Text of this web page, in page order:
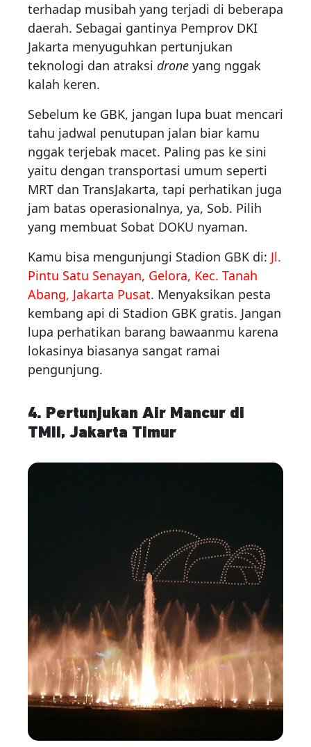
terhadap musibah yang terjadi di beberapa
daerah. Sebagai gantinya Pemprov DKI
Jakarta menyuguhkan pertunjukan
teknologi dan atraksi drone yang nggak
kalah keren.
Sebelum ke GBK, jangan lupa buat mencari
tahu jadwal penutupan jalan biar kamu
nggak terjebak macet. Paling pas ke sini
yaitu dengan transportasi umum seperti
MRT dan TransJakarta, tapi perhatikan juga
jam batas operasionalnya, ya, Sob. Pilih
yang membuat Sobat DOKU nyaman.
Kamu bisa mengunjungi Stadion GBK di: Jl.
Pintu Satu Senayan, Gelora, Kec. Tanah
Abang, Jakarta Pusat. Menyaksikan pesta
kembang api di Stadion GBK gratis. Jangan
lupa perhatikan barang bawaanmu karena
lokasinya biasanya sangat ramai
pengunjung.
4. Pertunjukan Air Mancur di
TMII, Jakarta Timur